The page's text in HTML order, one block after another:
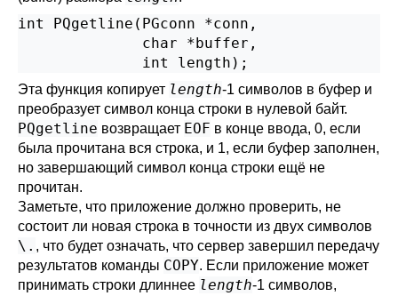
int PQgetline(PGconn *conn,
              char *buffer,
Эта функция копирует length-1 символов в буфер и
преобразует символ конца строки в нулевой байт.
PQgetline возвращает EOF в конце ввода, 0, если
была прочитана вся строка, и 1, если буфер заполнен,
но завершающий символ конца строки ещё не
прочитан.
Заметьте, что приложение должно проверить, не
состоит ли новая строка в точности из двух символов
\. , что будет означать, что сервер завершил передачу
результатов команды COPY. Если приложение может
принимать строки длиннее length-1 символов,